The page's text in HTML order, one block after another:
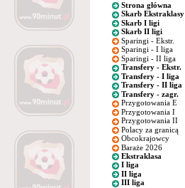
Strona główna
Skarb Ekstraklasy
Skarb I ligi
Skarb II ligi
Sparingi - Ekstr.
Sparingi - I liga
Sparingi - II liga
Transfery - Ekstr.
Transfery - I liga
Transfery - II liga
Transfery - zagr.
Przygotowania E
Przygotowania I
Przygotowania II
Polacy za granicą
Obcokrajowcy
Baraże 2026
Ekstraklasa
I liga
II liga
III liga